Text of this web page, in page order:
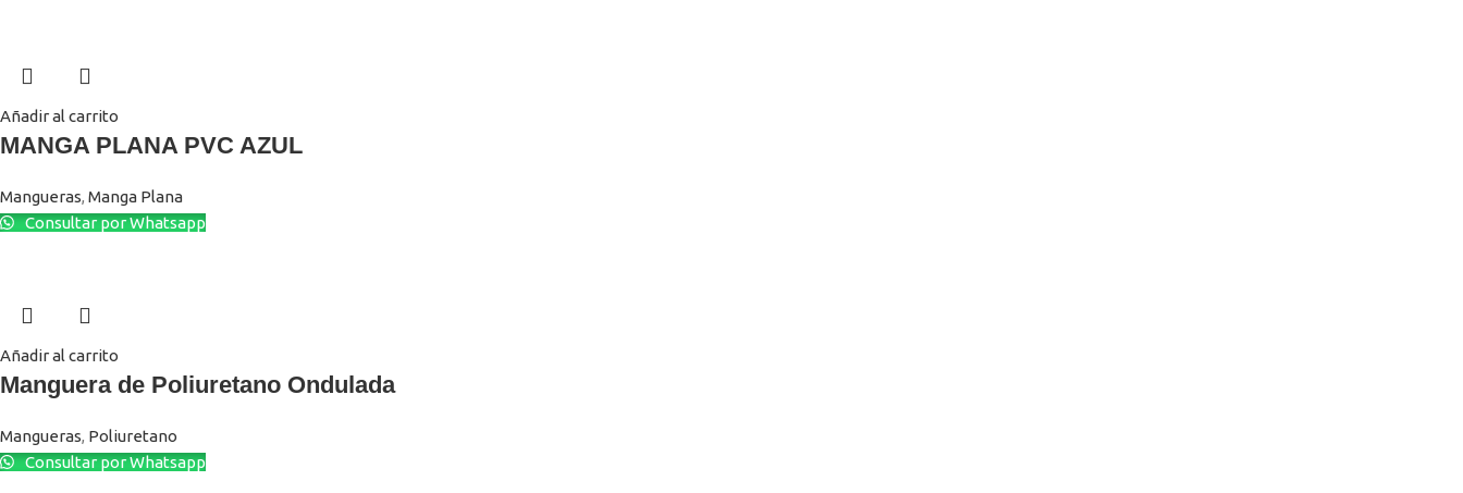
Añadir al carrito
MANGA PLANA PVC AZUL
Mangueras, Manga Plana
Consultar por Whatsapp
Añadir al carrito
Manguera de Poliuretano Ondulada
Mangueras, Poliuretano
Consultar por Whatsapp